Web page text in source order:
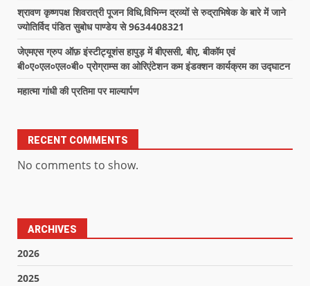
श्रावण कृष्णपक्ष शिवरात्री पूजन विधि,विभिन्न द्रव्यों से रुद्राभिषेक के बारे में जाने
ज्योतिर्विद पंडित सुबोध पाण्डेय से 9634408321
जेएमएस ग्रुप ऑफ़ इंस्टीट्यूशंस हापुड़ में बीएससी, बीए, बीकॉम एवं
बी०ए०एल०एल०बी० प्रोग्राम्स का ओरिएंटेशन कम इंडक्शन कार्यक्रम का उद्घाटन
महात्मा गांधी की प्रतिमा पर माल्यार्पण
RECENT COMMENTS
No comments to show.
ARCHIVES
2026
2025